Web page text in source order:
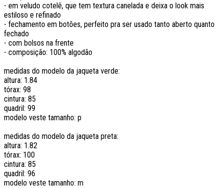
- em veludo cotelê, que tem textura canelada e deixa o look mais
estiloso e refinado
- fechamento em botões, perfeito pra ser usado tanto aberto quanto
fechado
- com bolsos na frente
- composição: 100% algodão
medidas do modelo da jaqueta verde:
altura: 1.84
tórax: 98
cintura: 85
quadril: 99
modelo veste tamanho: p
medidas do modelo da jaqueta preta:
altura: 1.82
tórax: 100
cintura: 85
quadril: 96
modelo veste tamanho: m